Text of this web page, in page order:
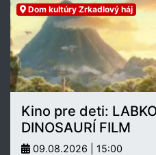
Dom kultúry Zrkadlový háj
Kino pre deti:
DINOSAURÍ FILM
09.08.2026 | 15:00